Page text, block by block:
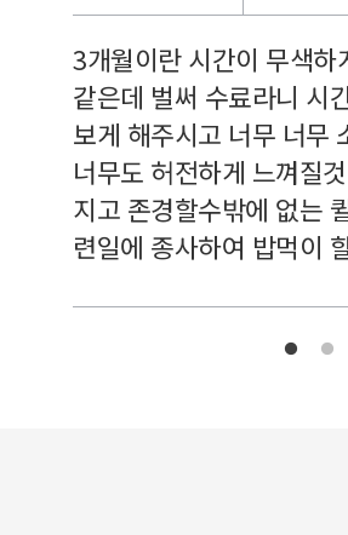
3개월이란 시간이 무색
같은데 벌써 수료라니 시
보게 해주시고 너무 너무
너무도 허전하게 느껴질
지고 존경할수밖에 없는
련일에 종사하여 밥먹이